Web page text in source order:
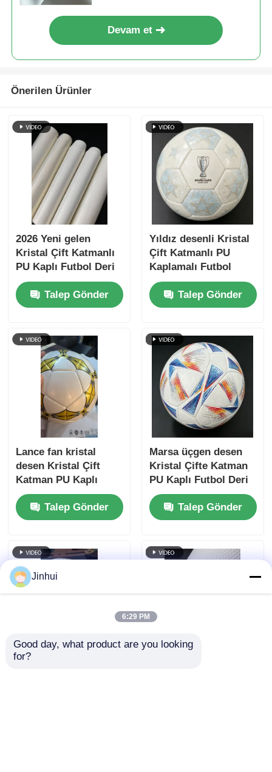
Devam et
Önerilen Ürünler
2026 Yeni gelen
Kristal Çift Katmanlı
PU Kaplı Futbol Deri
Su geçirmez
Dokunulmamış
Destek ve
Desen
Talep Gönder
Yıldız desenli Kristal
Çift Katmanlı PU
Kaplamalı Futbol
Deri, Su Geçirmez
Dokunmamış Destekli
ve Özelleştirilebilir
Talep Gönder
Lance fan kristal
desen Kristal Çift
Katman PU Kaplı
Futbol Deri Su
geçirmez
Dokunulmamış
Özelleştirilebilir
Desen
Talep Gönder
Marsa üçgen desen
Kristal Çifte Katman
PU Kaplı Futbol Deri
Su geçirmez
Dokunulmamış
Destek ve
Desen
Talep Gönder
Jinhui
6:29 PM
Good day, what product are you looking
for?